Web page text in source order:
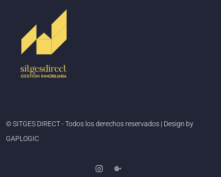
© SITGES DIRECT - Todos los derechos reservados | Design by
GAPLOGIC